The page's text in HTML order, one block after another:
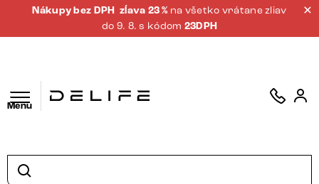
Nákupy bez DPH zĺava 23 % na všetko vrátane zliav
do 9. 8. s kódom 23DPH
Menu